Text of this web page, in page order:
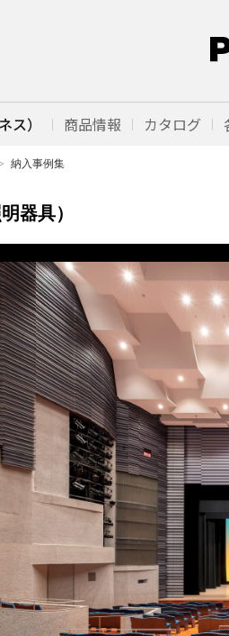
ス） 商品情報 カタログ
納入事例集
明器具）